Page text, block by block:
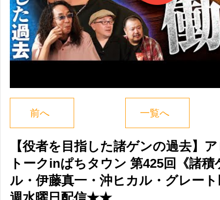
前へ 一覧へ
【役者を目指した諸ゲンの過去】
トークinぱちタウン 第425回《諸
ル・伊藤真一・沖ヒカル・グレー